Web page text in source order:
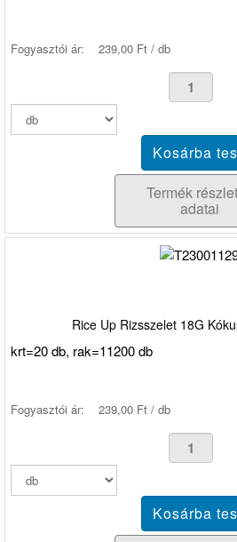
Fogyasztói ár: 239,00 Ft / db
Termék
adatai
Rice Up Rizsszelet 18G
krt=20 db, rak=11200 db
Fogyasztói ár: 239,00 Ft / db